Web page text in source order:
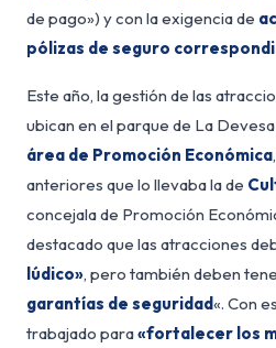
de pago») y con la exigencia de
pólizas de seguro
Este año, la gestión de las
ubican en el parque de La
área de Promoción Económica
anteriores que lo llevaba la de
concejala de Promoción
destacado que las atracciones
lúdico», pero también deben
garantías de seguridad«. Con
trabajado para«fortalecer los